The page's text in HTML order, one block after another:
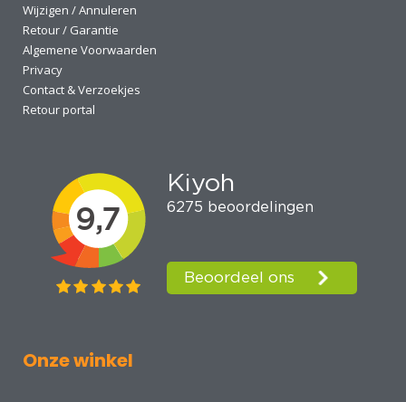
Wijzigen / Annuleren
Retour / Garantie
Algemene Voorwaarden
Privacy
Contact & Verzoekjes
Retour portal
Onze winkel